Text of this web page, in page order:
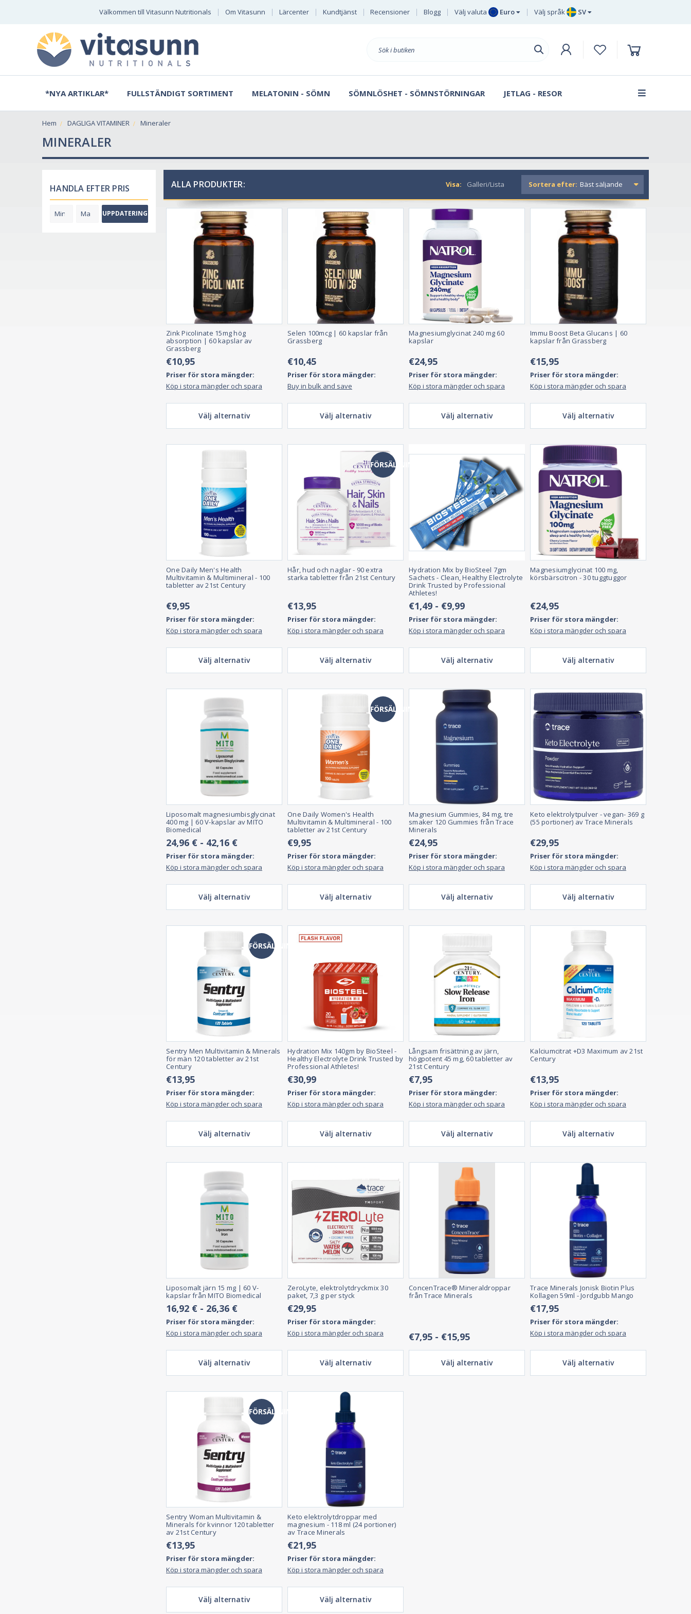
Välkommen till Vitasunn Nutritionals Om Vitasunn Lärcenter Kundtjänst Recensioner Blogg Välj valuta Euro
Svenska
Välj språk SV
FR
Sök
*NYA ARTIKLAR* FULLSTÄNDIGT SORTIMENT MELATONIN - SÖMN SÖMNLÖSHET - SÖMNSTÖRNINGAR JETLAG - RESOR
Hem DAGLIGA VITAMINER Mineraler
MINERALER
HANDLA EFTER PRIS
UPPDATERING
ALLA PRODUKTER: Visa: Galleri/Lista Sortera efter:
Zink Picolinate 15mg hög
absorption | 60 kapslar av
Grassberg
€10,95
Priser för stora mängder:
Köp i stora mängder och spara
Välj alternativ
Selen 100mcg | 60 kapslar från
Grassberg
€10,45
Priser för stora mängder:
Buy in bulk and save
Välj alternativ
Magnesiumglycinat 240 mg 60
kapslar
€24,95
Priser för stora mängder:
Köp i stora mängder och spara
Välj alternativ
Immu Boost Beta Glucans | 60
kapslar från Grassberg
€15,95
Priser för stora mängder:
Köp i stora mängder och spara
Välj alternativ
One Daily Men's Health
Multivitamin & Multimineral - 100
tabletter av 21st Century
€9,95
Priser för stora mängder:
Köp i stora mängder och spara
Välj alternativ
FÖRSÄLJNING
Hår, hud och naglar - 90 extra
starka tabletter från 21st Century
€13,95
Priser för stora mängder:
Köp i stora mängder och spara
Välj alternativ
Hydration Mix by BioSteel 7gm
Sachets - Clean, Healthy Electrolyte
Drink Trusted by Professional
Athletes!
€1,49 - €9,99
Priser för stora mängder:
Köp i stora mängder och spara
Välj alternativ
Magnesiumglycinat 100 mg,
körsbärscitron - 30 tuggtuggor
€24,95
Priser för stora mängder:
Köp i stora mängder och spara
Välj alternativ
Liposomalt magnesiumbisglycinat
400 mg | 60 V-kapslar av MITO
Biomedical
24,96 € - 42,16 €
Priser för stora mängder:
Köp i stora mängder och spara
Välj alternativ
FÖRSÄLJNING
One Daily Women's Health
Multivitamin & Multimineral - 100
tabletter av 21st Century
€9,95
Priser för stora mängder:
Köp i stora mängder och spara
Välj alternativ
Magnesium Gummies, 84 mg, tre
smaker 120 Gummies från Trace
Minerals
€24,95
Priser för stora mängder:
Köp i stora mängder och spara
Välj alternativ
Keto elektrolytpulver - vegan- 369 g
(55 portioner) av Trace Minerals
€29,95
Priser för stora mängder:
Köp i stora mängder och spara
Välj alternativ
FÖRSÄLJNING
Sentry Men Multivitamin & Minerals
för män 120 tabletter av 21st
Century
€13,95
Priser för stora mängder:
Köp i stora mängder och spara
Välj alternativ
Hydration Mix 140gm by BioSteel -
Healthy Electrolyte Drink Trusted by
Professional Athletes!
€30,99
Priser för stora mängder:
Köp i stora mängder och spara
Välj alternativ
Långsam frisättning av järn,
högpotent 45 mg, 60 tabletter av
21st Century
€7,95
Priser för stora mängder:
Köp i stora mängder och spara
Välj alternativ
Kalciumcitrat +D3 Maximum av 21st
Century
€13,95
Priser för stora mängder:
Köp i stora mängder och spara
Välj alternativ
Liposomalt järn 15 mg | 60 V-
kapslar från MITO Biomedical
16,92 € - 26,36 €
Priser för stora mängder:
Köp i stora mängder och spara
Välj alternativ
ZeroLyte, elektrolytdryckmix 30
paket, 7,3 g per styck
€29,95
Priser för stora mängder:
Köp i stora mängder och spara
Välj alternativ
ConcenTrace® Mineraldroppar
från Trace Minerals
€7,95 - €15,95
Välj alternativ
Trace Minerals Jonisk Biotin Plus
Kollagen 59ml - Jordgubb Mango
€17,95
Priser för stora mängder:
Köp i stora mängder och spara
Välj alternativ
FÖRSÄLJNING
Sentry Woman Multivitamin &
Minerals för kvinnor 120 tabletter
av 21st Century
€13,95
Priser för stora mängder:
Köp i stora mängder och spara
Välj alternativ
Keto elektrolytdroppar med
magnesium - 118 ml (24 portioner)
av Trace Minerals
€21,95
Priser för stora mängder:
Köp i stora mängder och spara
Välj alternativ